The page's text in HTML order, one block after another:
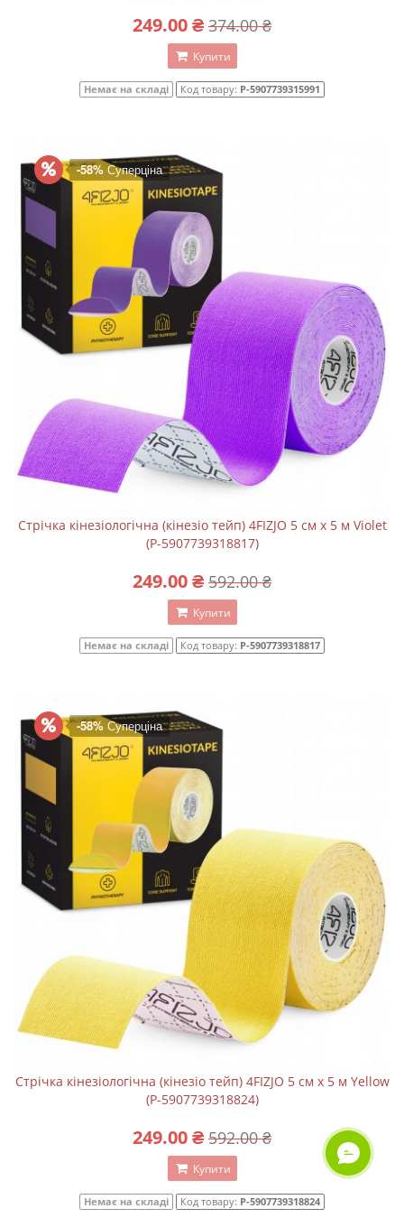
249.00 ₴ 374.00 ₴
Купити
Немає на складі Код товару: P-5907739315991
-58%Суперціна
Стрічка кінезіологічна (кінезіо тейп) 4FIZJO 5 см x 5 м Violet
(P-5907739318817)
249.00 ₴ 592.00 ₴
Купити
Немає на складі Код товару: P-5907739318817
-58%Суперціна
Стрічка кінезіологічна (кінезіо тейп) 4FIZJO 5 см x 5 м Yellow
(P-5907739318824)
249.00 ₴ 592.00 ₴
Купити
Немає на складі Код товару: P-5907739318824
ОНЛАЙН ЧАТ